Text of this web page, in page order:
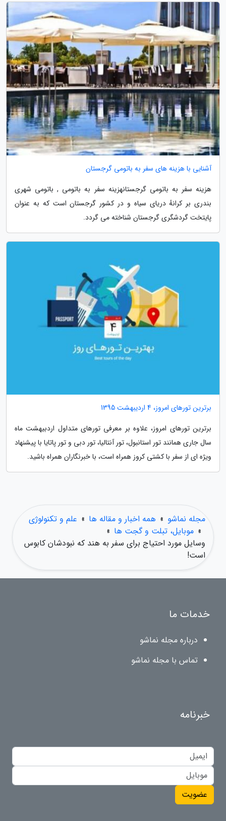
آشنایی با هزینه های سفر به باتومی گرجستان
هزینه سفر به باتومی گرجستانهزینه سفر به باتومی , باتومی شهری
بندری بر کرانهٔ دریای سیاه و در کشور گرجستان است که به عنوان
پایتخت گردشگری گرجستان شناخته می گردد.
برترین تورهای امروز، 4 اردیبهشت 1395
برترین تورهای امروز، علاوه بر معرفی تورهای متداول اردبیهشت ماه
سال جاری همانند تور استانبول، تور آنتالیا، تور دبی و تور پاتایا با پیشنهاد
ویژه ای از سفر با کشتی کروز همراه است، با خبرنگاران همراه باشید.
مجله نماشو » همه اخبار و مقاله ها » علم و تکنولوژی
» موبایل، تبلت و گجت ها »
وسایل مورد احتیاج برای سفر به هند که نبودشان کابوس
است!
خدمات ما
درباره مجله نماشو
تماس با مجله نماشو
خبرنامه
عضویت